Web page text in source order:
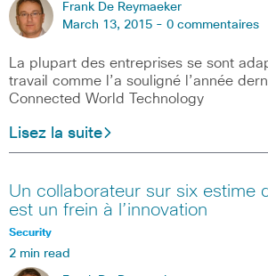
Frank De Reymaeker
March 13, 2015 - 0 commentaires
La plupart des entreprises se sont
travail comme l’a souligné l’année
Connected World Technology
Lisez la suite
Un collaborateur sur six estime
est un frein à l’innovation
Security
2 min read